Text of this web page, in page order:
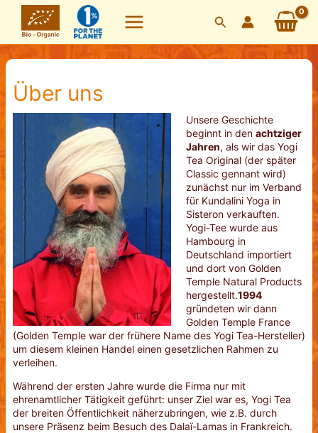
springen
Suchen
Über uns
Unsere Geschichte
beginnt in den achtziger
Jahren, als wir das Yogi
Tea Original (der später
Classic gennant wird)
zunächst nur im Verband
für Kundalini Yoga in
Sisteron verkauften.
Yogi-Tee wurde aus
Hambourg in
Deutschland importiert
und dort von Golden
Temple Natural Products
hergestellt.1994
gründeten wir dann
Golden Temple France
(Golden Temple war der frühere Name des Yogi Tea-Hersteller)
um diesem kleinen Handel einen gesetzlichen Rahmen zu
verleihen.
Während der ersten Jahre wurde die Firma nur mit
ehrenamtlicher Tätigkeit geführt: unser Ziel war es, Yogi Tea
der breiten Öffentlichkeit näherzubringen, wie z.B. durch
unsere Präsenz beim Besuch des Dalaï-Lamas in Frankreich.